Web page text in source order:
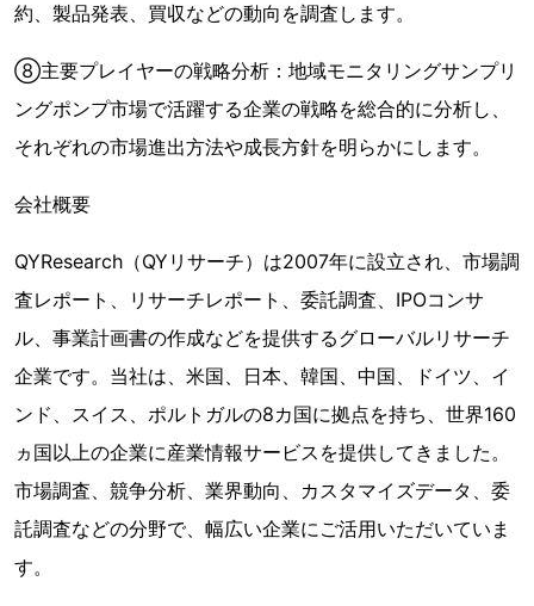
約、製品発表、買収などの動向を調査します。
⑧主要プレイヤーの戦略分析：地域モニタリングサンプリ
ングポンプ市場で活躍する企業の戦略を総合的に分析し、
それぞれの市場進出方法や成長方針を明らかにします。
会社概要
QYResearch（QYリサーチ）は2007年に設立され、市場調
査レポート、リサーチレポート、委託調査、IPOコンサ
ル、事業計画書の作成などを提供するグローバルリサーチ
企業です。当社は、米国、日本、韓国、中国、ドイツ、イ
ンド、スイス、ポルトガルの8カ国に拠点を持ち、世界160
ヵ国以上の企業に産業情報サービスを提供してきました。
市場調査、競争分析、業界動向、カスタマイズデータ、委
託調査などの分野で、幅広い企業にご活用いただいていま
す。